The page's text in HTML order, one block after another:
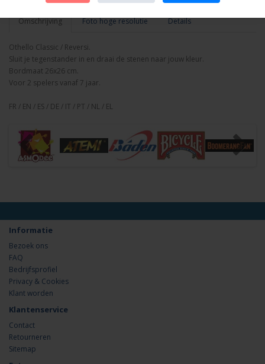
Omschrijving Foto hoge resolutie Details
Othello Classic / Reversi.
Sluit je tegenstander in en draai de stenen naar jouw kleur.
Bordmaat 26x26 cm.
Voor 2 spelers vanaf 7 jaar.
FR / EN / ES / DE / IT / PT / NL / EL
Informatie
Bezoek ons
FAQ
Bedrijfsprofiel
Privacy & Cookies
Klant worden
Klantenservice
Contact
Retourneren
Sitemap